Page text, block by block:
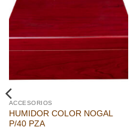
Añadir
ACCESORIOS
HUMIDOR COLOR NOGAL
P/40 PZA